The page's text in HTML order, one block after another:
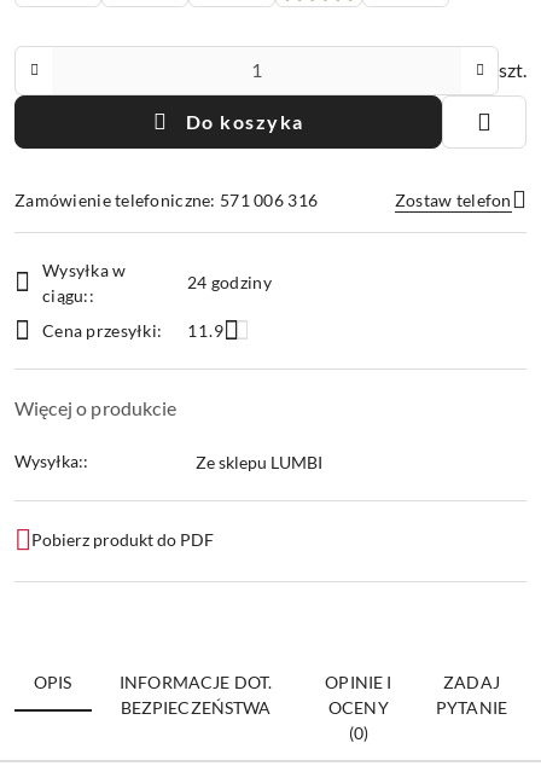
szt.
Do koszyka
Zamówienie telefoniczne: 571 006 316 Zostaw telefon
i
dostawa
Wysyłka w
ciągu::
24 godziny
Cena przesyłki: 11.9
Więcej o produkcie
Wysyłka:: Ze sklepu LUMBI
Pobierz produkt do PDF
OPIS
INFORMACJE DOT.
BEZPIECZEŃSTWA
OPINIE I
OCENY
(0)
ZADAJ
PYTANIE